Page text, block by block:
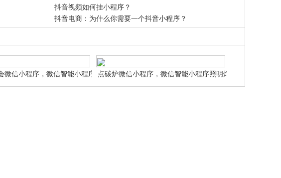
抖音视频如何挂小程序？
抖音电商：为什么你需要一个抖音小程序？
微信小程序，微信智能小程序商点碳炉微信小程序，微信智能小程序照明灯饰